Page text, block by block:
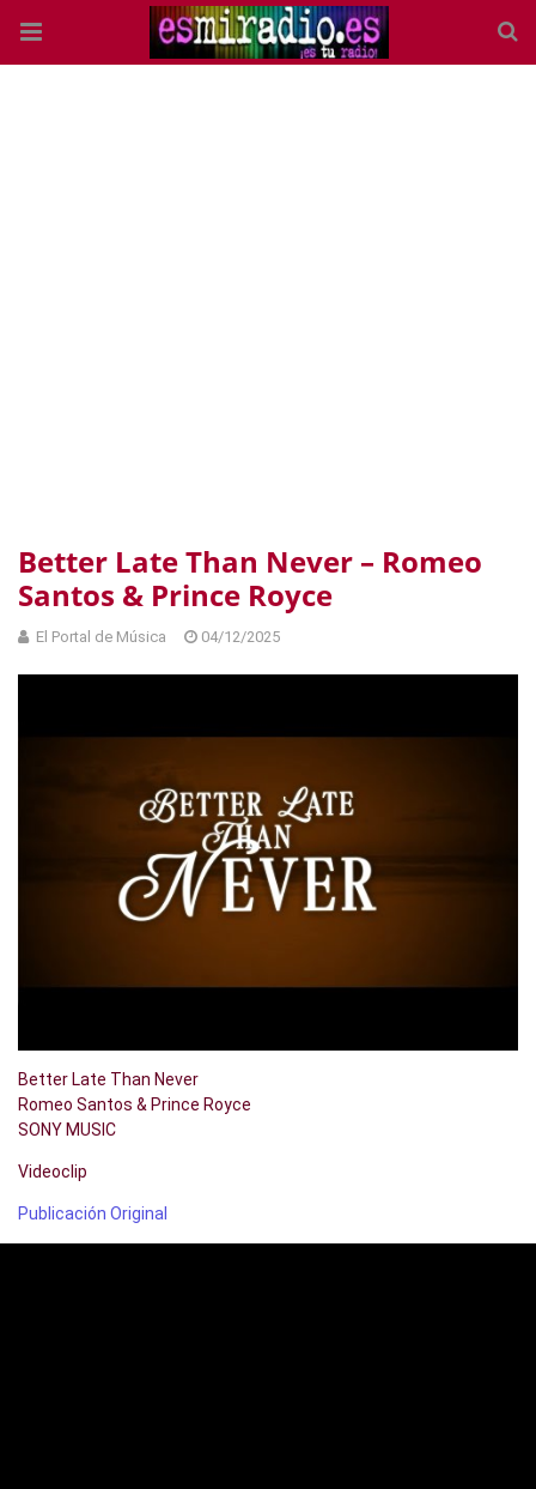
Better Late Than Never – Romeo
Santos & Prince Royce
El Portal de Música 04/12/2025
Better Late Than Never
Romeo Santos & Prince Royce
SONY MUSIC
Videoclip
Publicación Original